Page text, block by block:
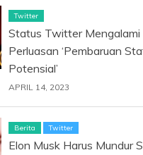
Twitter
Status Twitter Mengalami
Perluasan ‘Pembaruan
Potensial’
APRIL 14, 2023
Berita Twitter
Elon Musk Harus Mundur